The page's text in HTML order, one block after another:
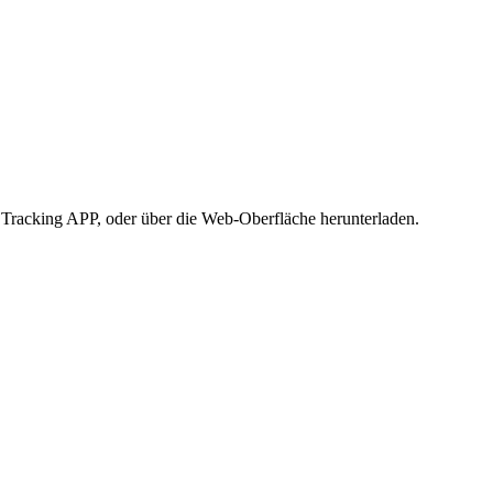
APP, oder über die Web-Oberfläche herunterladen.